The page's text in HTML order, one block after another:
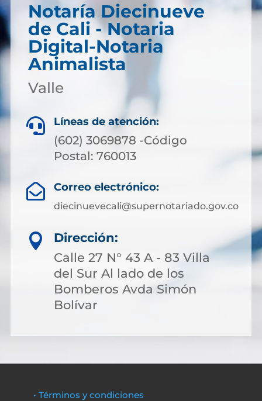
Notaría Diecinueve
de Cali - Notaria
Digital-Notaria
Animalista
Valle
 Líneas de atención:
(602) 3069878 -Código
Postal: 760013
 Correo electrónico:
diecinuevecali@supernotariado.gov.co

Dirección:
Calle 27 N° 43 A - 83 Villa
del Sur Al lado de los
Bomberos Avda Simón
Bolívar
• Términos y condiciones